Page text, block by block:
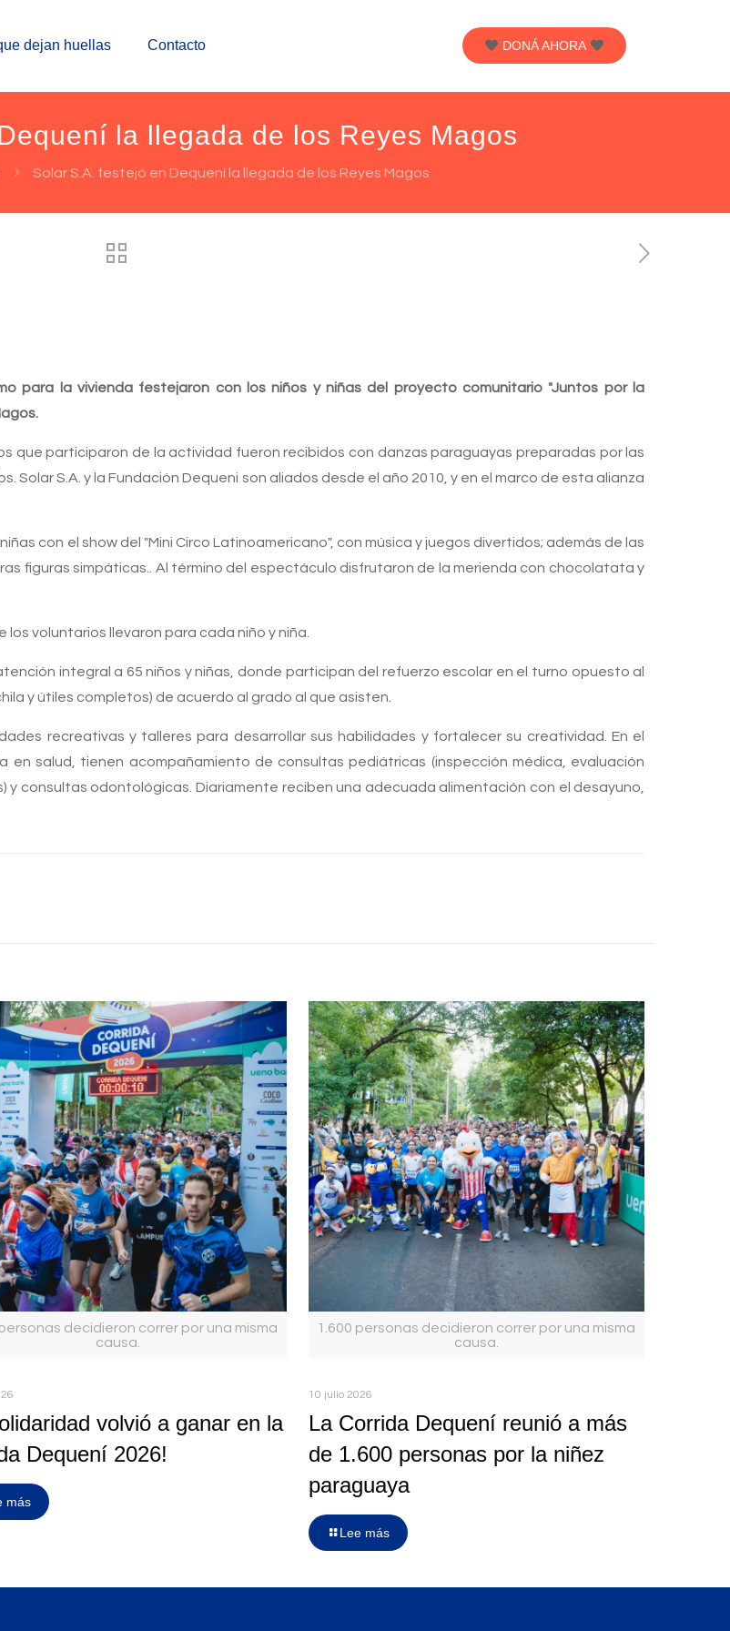
dejan huellas Contacto DONÁ AHORA
la llegada de los Reyes Magos
Solar S.A. festejó en Dequení la llegada de los Reyes Magos
para la vivienda festejaron con los niños y niñas del proyecto comunitario "Juntos por la
que participaron de la actividad fueron recibidos con danzas paraguayas preparadas por las
S.A. y la Fundación Dequeni son aliados desde el año 2010, y en el marco de esta alianza
con el show del "Mini Circo Latinoamericano", con música y juegos divertidos; además de las
figuras simpáticas.. Al término del espectáculo disfrutaron de la merienda con chocolatata y
voluntarios llevaron para cada niño y niña.
integral a 65 niños y niñas, donde participan del refuerzo escolar en el turno opuesto al
y útiles completos) de acuerdo al grado al que asisten.
recreativas y talleres para desarrollar sus habilidades y fortalecer su creatividad. En el
en salud, tienen acompañamiento de consultas pediátricas (inspección médica, evaluación
y consultas odontológicas. Diariamente reciben una adecuada alimentación con el desayuno,
decidieron correr por una misma
causa.
volvió a ganar en la
Dequení 2026!
más
1.600 personas decidieron correr por una misma
causa.
10 julio 2026
La Corrida Dequení reunió a más
de 1.600 personas por la niñez
paraguaya
Lee más